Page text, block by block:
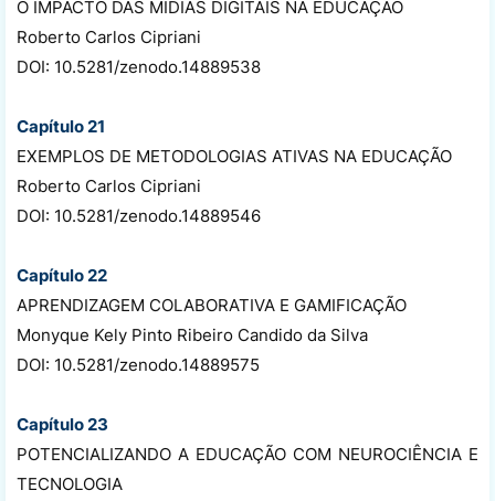
O IMPACTO DAS MÍDIAS DIGITAIS NA EDUCAÇÃO
Roberto Carlos Cipriani
DOI: 10.5281/zenodo.14889538
Capítulo 21
EXEMPLOS DE METODOLOGIAS ATIVAS NA EDUCAÇÃO
Roberto Carlos Cipriani
DOI: 10.5281/zenodo.14889546
Capítulo 22
APRENDIZAGEM COLABORATIVA E GAMIFICAÇÃO
Monyque Kely Pinto Ribeiro Candido da Silva
DOI: 10.5281/zenodo.14889575
Capítulo 23
POTENCIALIZANDO A EDUCAÇÃO COM NEUROCIÊNCIA E
TECNOLOGIA